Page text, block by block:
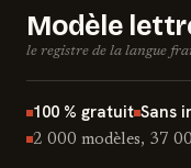
Modèle
le registre de la langue
100 % gratuit Sans
2 000 modèles, 37